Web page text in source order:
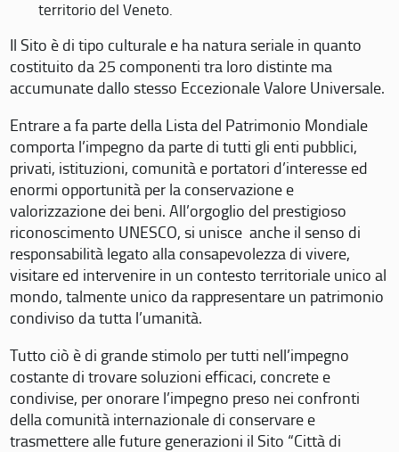
territorio del Veneto.
Il Sito è di tipo culturale e ha natura seriale in quanto
costituito da 25 componenti tra loro distinte ma
accumunate dallo stesso Eccezionale Valore Universale.
Entrare a fa parte della Lista del Patrimonio Mondiale
comporta l’impegno da parte di tutti gli enti pubblici,
privati, istituzioni, comunità e portatori d’interesse ed
enormi opportunità per la conservazione e
valorizzazione dei beni. All’orgoglio del prestigioso
riconoscimento UNESCO, si unisce anche il senso di
responsabilità legato alla consapevolezza di vivere,
visitare ed intervenire in un contesto territoriale unico al
mondo, talmente unico da rappresentare un patrimonio
condiviso da tutta l’umanità.
Tutto ciò è di grande stimolo per tutti nell’impegno
costante di trovare soluzioni efficaci, concrete e
condivise, per onorare l’impegno preso nei confronti
della comunità internazionale di conservare e
trasmettere alle future generazioni il Sito “Città di